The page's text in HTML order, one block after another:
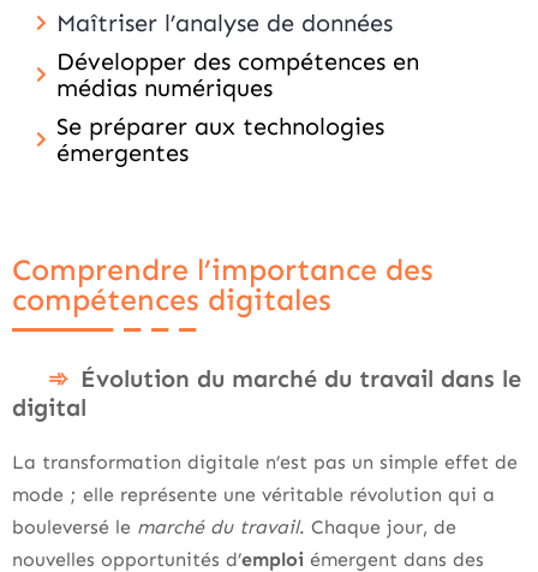
Maîtriser l’analyse de données
Développer des compétences en
médias numériques
Se préparer aux technologies
émergentes
Comprendre l’importance des
compétences digitales
Évolution du marché du travail dans le
digital
La transformation digitale n’est pas un simple effet de
mode ; elle représente une véritable révolution qui a
bouleversé le marché du travail. Chaque jour, de
nouvelles opportunités d’emploi émergent dans des